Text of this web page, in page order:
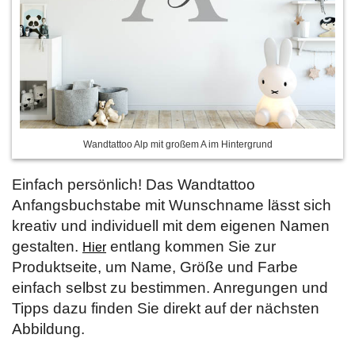
Wandtattoo Alp mit großem A im Hintergrund
Einfach persönlich! Das Wandtattoo
Anfangsbuchstabe mit Wunschname lässt sich
kreativ und individuell mit dem eigenen Namen
gestalten. Hier entlang kommen Sie zur
Produktseite, um Name, Größe und Farbe
einfach selbst zu bestimmen. Anregungen und
Tipps dazu finden Sie direkt auf der nächsten
Abbildung.